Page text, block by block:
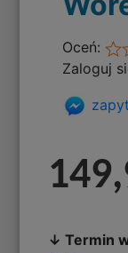
Oceń:
Zaloguj
↓ Termin